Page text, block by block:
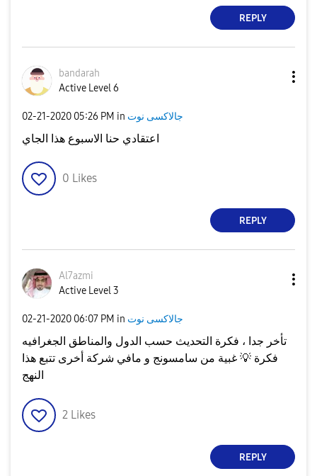
REPLY
bandarah
Active Level 6
‎02-21-2020 05:26 PM in جالاكسى نوت
اعتقادي حنا الاسبوع هذا الجاي
0 Likes
REPLY
Al7azmi
Active Level 3
‎02-21-2020 06:07 PM in جالاكسى نوت
تأخر جدا ، فكرة التحديث حسب الدول والمناطق الجغرافيه
فكرة 💡 غبية من سامسونج و مافي شركة أخرى تتبع هذا
النهج
2 Likes
REPLY